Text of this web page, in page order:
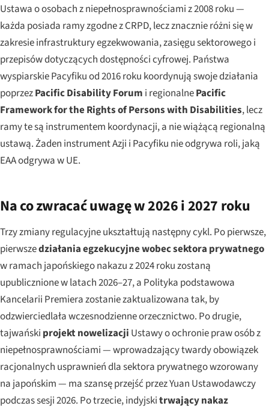
Ustawa o osobach z niepełnosprawnościami z 2008 roku —
każda posiada ramy zgodne z CRPD, lecz znacznie różni się w
zakresie infrastruktury egzekwowania, zasięgu sektorowego i
przepisów dotyczących dostępności cyfrowej. Państwa
wyspiarskie Pacyfiku od 2016 roku koordynują swoje działania
poprzezPacific Disability Forum i regionalnePacific
Framework for the Rights of Persons with Disabilities, lecz
ramy te są instrumentem koordynacji, a nie wiążącą regionalną
ustawą. Żaden instrument Azji i Pacyfiku nie odgrywa roli, jaką
EAA odgrywa w UE.
Na co zwracać uwagę w 2026 i 2027 roku
Trzy zmiany regulacyjne ukształtują następny cykl. Po pierwsze,
pierwszedziałania egzekucyjne wobec sektora prywatnego
w ramach japońskiego nakazu z 2024 roku zostaną
upublicznione w latach 2026–27, a Polityka podstawowa
Kancelarii Premiera zostanie zaktualizowana tak, by
odzwierciedlała wczesnodzienne orzecznictwo. Po drugie,
tajwański projekt nowelizacji Ustawy o ochronie praw osób z
niepełnosprawnościami — wprowadzający twardy obowiązek
racjonalnych usprawnień dla sektora prywatnego wzorowany
na japońskim — ma szansę przejść przez Yuan Ustawodawczy
podczas sesji 2026. Po trzecie, indyjskitrwający nakaz